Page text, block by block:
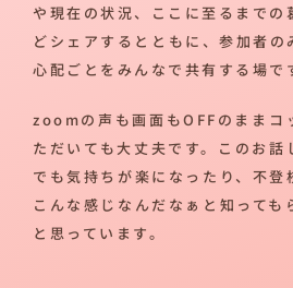
や現在の状況、ここに至るまでの
どシェアするとともに、参加者の
心配ごとをみんなで共有する場で
zoomの声も画面もOFFのままコ
ただいても大丈夫です。このお話
でも気持ちが楽になったり、不登
こんな感じなんだなぁと知っても
と思っています。